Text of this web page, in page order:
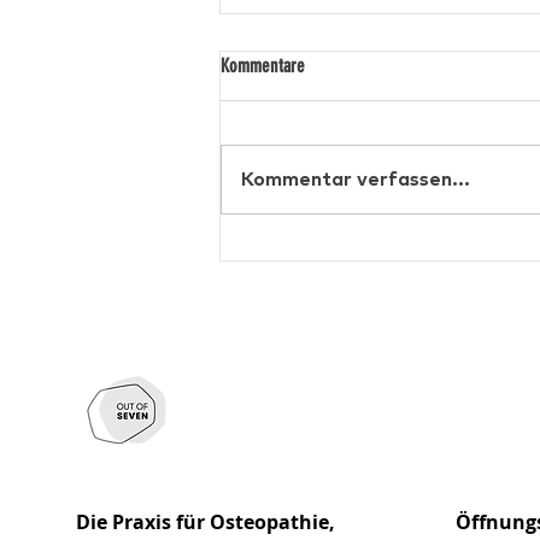
Kommentare
Kommentar verfassen...
Die Praxis für Osteopathie,